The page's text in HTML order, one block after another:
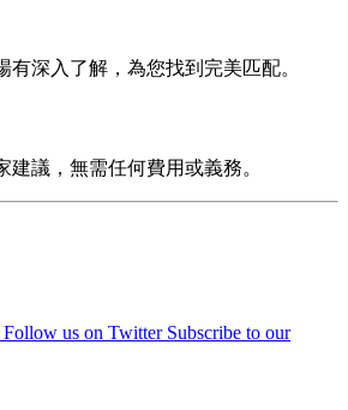
有深入了解，為您找到完美匹配。
議，無需任何費用或義務。
Follow us on Twitter Subscribe to our